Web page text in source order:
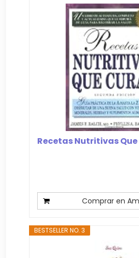
Recetas Nutritivas
Comprar en
BESTSELLER NO. 3